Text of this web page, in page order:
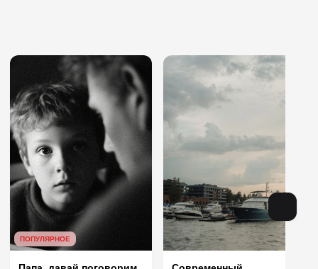
ПОПУЛЯРНОЕ